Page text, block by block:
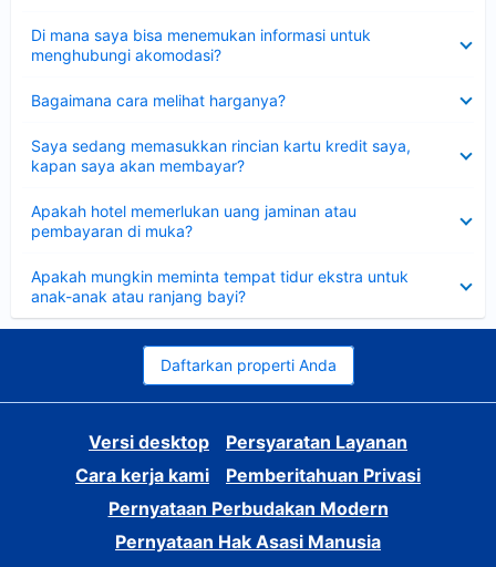
Di mana saya bisa menemukan informasi untuk
menghubungi akomodasi?
Bagaimana cara melihat harganya?
Saya sedang memasukkan rincian kartu kredit saya,
kapan saya akan membayar?
Apakah hotel memerlukan uang jaminan atau
pembayaran di muka?
Apakah mungkin meminta tempat tidur ekstra untuk
anak-anak atau ranjang bayi?
Daftarkan properti Anda
Versi desktop
Persyaratan Layanan
Cara kerja kami
Pemberitahuan Privasi
Pernyataan Perbudakan Modern
Pernyataan Hak Asasi Manusia